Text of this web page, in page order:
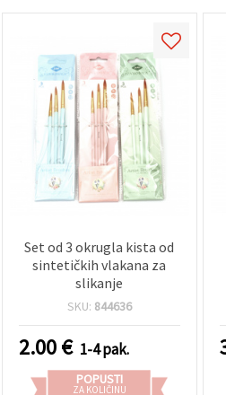
Set od 3 okrugla kista od
sintetičkih vlakana za
slikanje
SKU: 844636
2.00€ 1-4 pak.
POPUSTI
ZA KOLIČINU